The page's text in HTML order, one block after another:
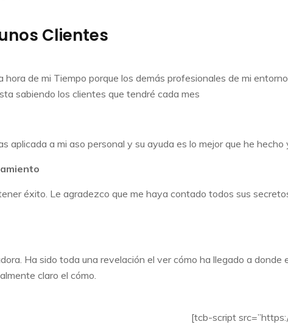
Clientes
de mi Tiempo porque los demás profesionales de mi
sabiendo los clientes que tendré cada mes
a mi aso personal y su ayuda es lo mejor que he hecho
éxito. Le agradezco que me haya contado todos sus
Ha sido toda una revelación el ver cómo ha llegado a
claro el cómo.
[tcb-script